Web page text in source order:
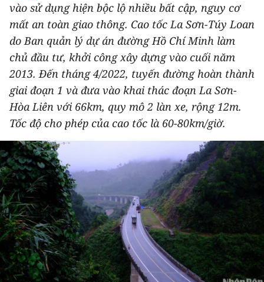
DU LỊCH
THẾ GIỚI
THỂ THAO
GIÁO DỤC
Y TẾ
KHOA HỌC - CÔNG NGHỆ
MÔI TRƯỜNG
BẠN ĐỌC
KIỂM CHỨNG THÔNG TIN
TRI THỨC CHUYÊN SÂU
vào sử dụng hiện bộc lộ nhiều bất cập, nguy cơ
mất an toàn giao thông. Cao tốc La Sơn-Túy Loan
do Ban quản lý dự án đường Hồ Chí Minh làm
chủ đầu tư, khởi công xây dựng vào cuối năm
2013. Đến tháng 4/2022, tuyến đường hoàn thành
giai đoạn 1 và đưa vào khai thác đoạn La Sơn-
Hòa Liên với 66km, quy mô 2 làn xe, rộng 12m.
Tốc độ cho phép của cao tốc là 60-80km/giờ.